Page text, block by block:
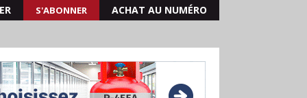
S'ABONNER ACHAT AU NUMÉRO